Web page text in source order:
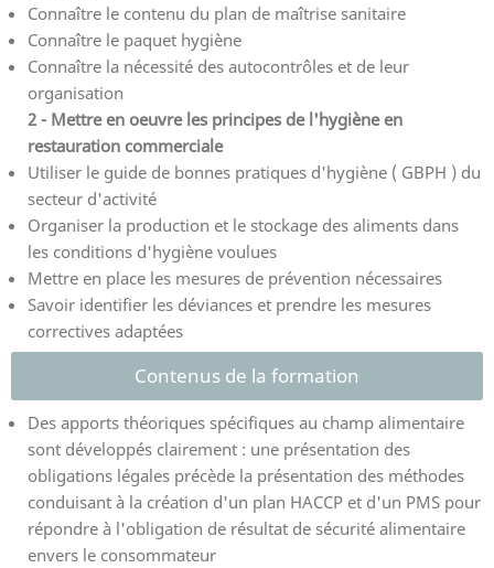
Connaître le contenu du plan de maîtrise sanitaire
Connaître le paquet hygiène
Connaître la nécessité des autocontrôles et de leur
organisation
2 - Mettre en oeuvre les principes de l'hygiène en
restauration commerciale
Utiliser le guide de bonnes pratiques d'hygiène ( GBPH ) du
secteur d'activité
Organiser la production et le stockage des aliments dans
les conditions d'hygiène voulues
Mettre en place les mesures de prévention nécessaires
Savoir identifier les déviances et prendre les mesures
correctives adaptées
Contenus de la formation
Des apports théoriques spécifiques au champ alimentaire
sont développés clairement : une présentation des
obligations légales précède la présentation des méthodes
conduisant à la création d'un plan HACCP et d'un PMS pour
répondre à l'obligation de résultat de sécurité alimentaire
envers le consommateur